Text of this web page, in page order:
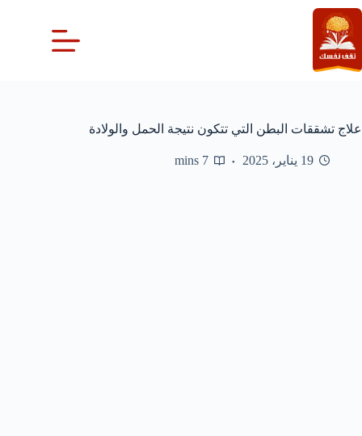
التجاوز
إلى
المحتوى
علاج تشققات البطن التي تتكون نتيجة الحمل والولادة
19 يناير، 2025 7 mins